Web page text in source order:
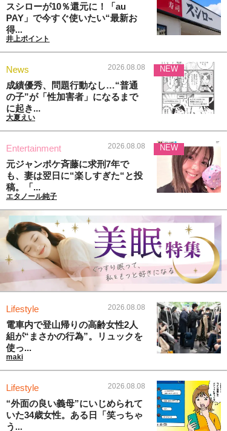
スシローが10％還元に！「au
PAY」で今すぐ使いたい“最新お
得...
井上ポイント
News 2026.08.08
成績優秀、問題行動なし…“普通
の子”が「性加害者」になるまで
に起き...
大夏えい
NEW
Entertainment 2026.08.08
元ジャンポケ斉藤に求刑7年で
も、妻は翌日に“楽しすぎた“と投
稿。「...
エタノール純子
NEW
Lifestyle 2026.08.08
電車内で登山帰りの高齢女性2人
組が“まさかの行為”。リュックを
使っ...
maki
Lifestyle 2026.08.08
“外面の良い義母”にいじめられて
いた34歳女性。ある日「笑っちゃ
う...